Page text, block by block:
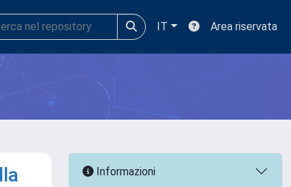
IT Area riservata
Informazioni